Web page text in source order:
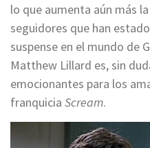
lo que aumenta aún más
seguidores que han
suspense en el mundo de
Matthew Lillard es, sin
emocionantes para los
franquicia Scream.